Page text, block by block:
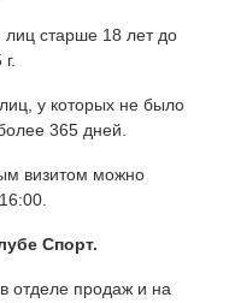
лиц старше 18 лет до
у которых не было
365 дней.
визитом можно
Спорт.
отделе продаж и на